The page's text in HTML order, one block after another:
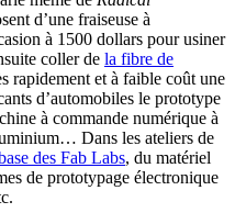
d’une fraiseuse à
à 1500 dollars pour usiner
coller de la fibre de
rapidement et à faible coût une
d’automobiles le prototype
à commande numérique à
Dans les ateliers de
des Fab Labs, du matériel
de prototypage électronique